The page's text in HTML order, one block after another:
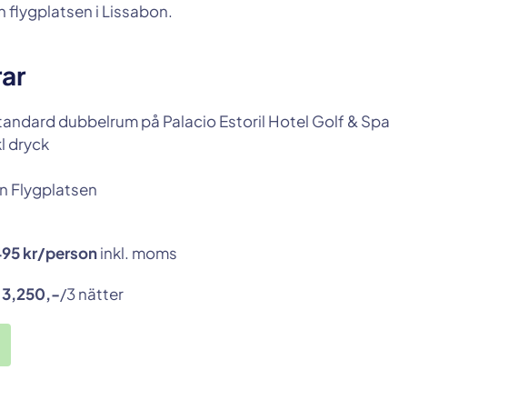
flygplatsen i Lissabon.
dubbelrum på Palacio Estoril Hotel Golf & Spa
dryck
Flygplatsen
kr/personinkl. moms
3,250,-/3 nätter